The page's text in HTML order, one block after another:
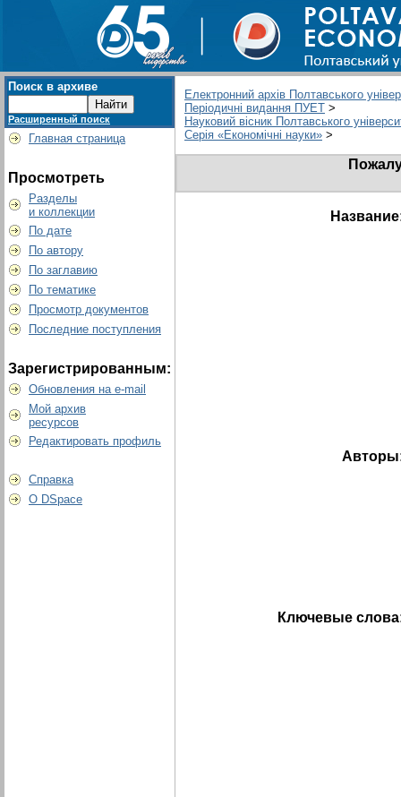
Поиск в архиве
Расширенный поиск
Главная страница
Просмотреть
Разделы
и коллекции
По дате
По автору
По заглавию
По тематике
Просмотр документов
Последние поступления
Зарегистрированным:
Обновления на e-mail
Мой архив
ресурсов
Редактировать профиль
Справка
О DSpace
Електронний архів Полтавського
Періодичні видання ПУЕТ >
Науковий вісник Полтавського
Серія «Економічні науки» >
Ключевые